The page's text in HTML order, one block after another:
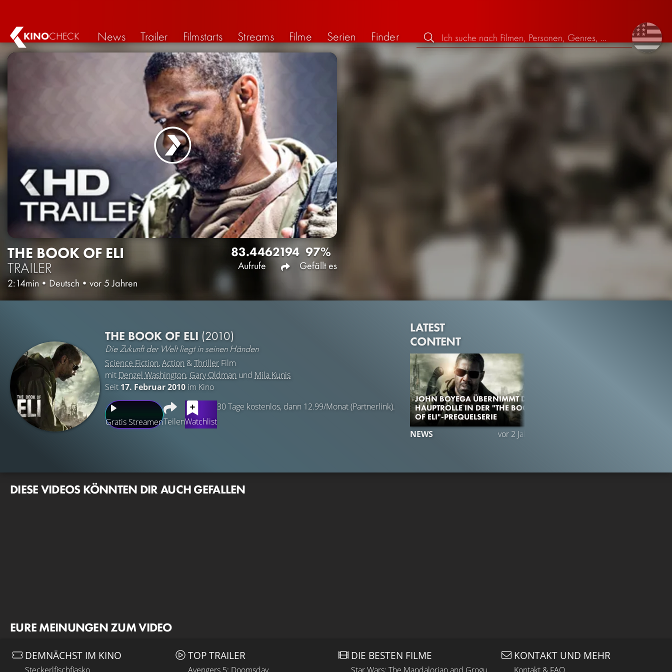
KINOCHECK News Trailer Filmstarts Streams Filme Serien Finder
THE BOOK OF ELI
TRAILER
2:14min • Deutsch • vor 5 Jahren
83.446
Aufrufe
2194 97%
Gefällt es
THE BOOK OF ELI (2010)
Die Zukunft der Welt liegt in seinen Händen
Science Fiction,Action &Thriller Film
mit Denzel Washington, Gary Oldman und Mila Kunis
Seit 17. Februar 2010 im Kino
Gratis StreamenTeilenWatchlist
30 Tage kostenlos, dann 12.99/Monat (Partnerlink).
LATEST
CONTENT
JOHN BOYEGA ÜBERNIMMT DIE
HAUPTROLLE IN DER "THE BOOK
OF ELI"-PREQUELSERIE
NEWS vor 2 Jahren
DIESE VIDEOS KÖNNTEN DIR AUCH GEFALLEN
EURE MEINUNGEN ZUM VIDEO
DEMNÄCHST IM KINO TOP TRAILER DIE BESTEN FILME KONTAKT UND MEHR